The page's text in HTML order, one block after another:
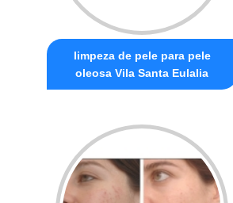
limpeza de pele para pele
oleosa Vila Santa Eulalia